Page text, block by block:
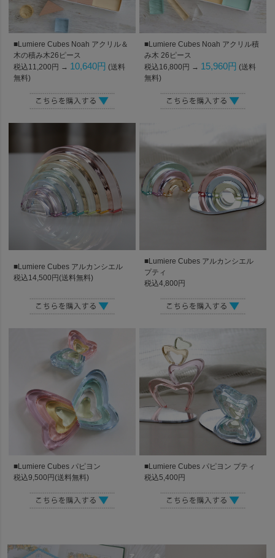
■Lumiere Cubes Noah アクリル＆
木の積み木26ピース
税込11,200円 → 10,640円 (送料
無料)
■Lumiere Cubes Noah アクリル積
み木 26ピース
税込16,800円 → 15,960円 (送料
無料)
■Lumiere Cubes アルカンシエル
税込14,500円(送料無料)
■Lumiere Cubes アルカンシエル
プティ
税込4,800円
■Lumiere Cubes パピヨン
税込9,500円(送料無料)
■Lumiere Cubes パピヨン プティ
税込5,400円